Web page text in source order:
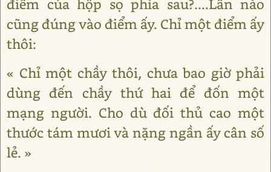
điểm của hộp sọ phía sau?....Lần nào
cũng đúng vào điểm ấy. Chỉ một điểm ấy
thôi:
« Chỉ một chầy thôi, chưa bao giờ phải
dùng đến chầy thứ hai để đốn một
mạng người. Cho dù đối thủ cao một
thước tám mươi và nặng ngần ấy cân số
lẻ. »